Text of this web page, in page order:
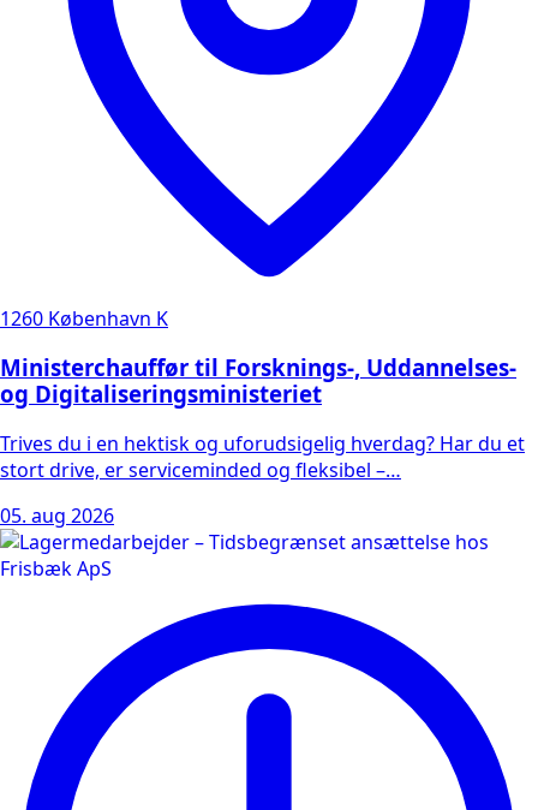
1260 København K
Ministerchauffør til Forsknings-, Uddannelses-
og Digitaliseringsministeriet
Trives du i en hektisk og uforudsigelig hverdag? Har du et
stort drive, er serviceminded og fleksibel –…
05. aug 2026